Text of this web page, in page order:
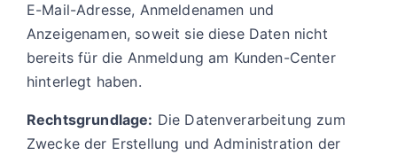
E-Mail-Adresse, Anmeldenamen und
Anzeigenamen, soweit sie diese Daten nicht
bereits für die Anmeldung am Kunden-Center
hinterlegt haben.
Rechtsgrundlage: Die Datenverarbeitung zum
Zwecke der Erstellung und Administration der